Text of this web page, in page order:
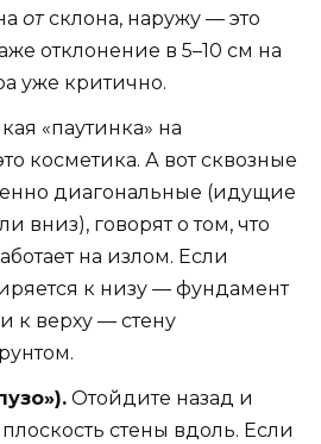
отсклона, наружу — это
отклонение в 5–10 см на
уже критично.
«паутинка» на
косметика. А вот сквозные
диагональные (идущие
вниз), говорят о том, что
на излом. Если
к низу — фундамент
к верху — стену
Отойдите назад и
стены вдоль. Если